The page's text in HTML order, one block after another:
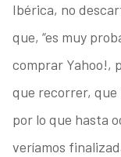
Ibérica, no
que, “es muy
comprar Yahoo!,
que recorrer, que
por lo que hasta
veríamos